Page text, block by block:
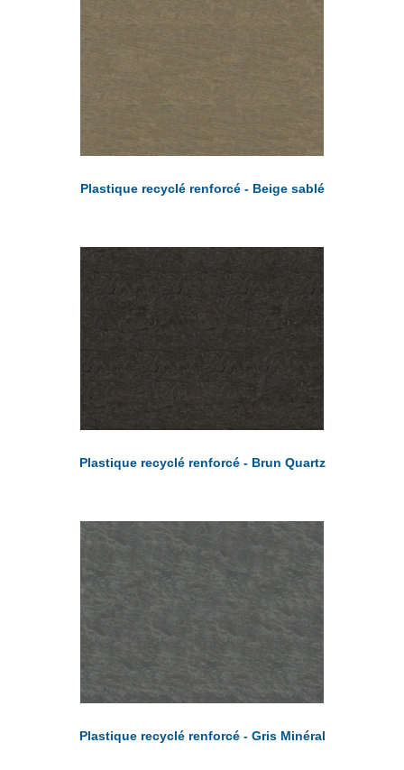
Plastique recyclé renforcé - Beige sablé
Plastique recyclé renforcé - Brun Quartz
Plastique recyclé renforcé - Gris Minéral